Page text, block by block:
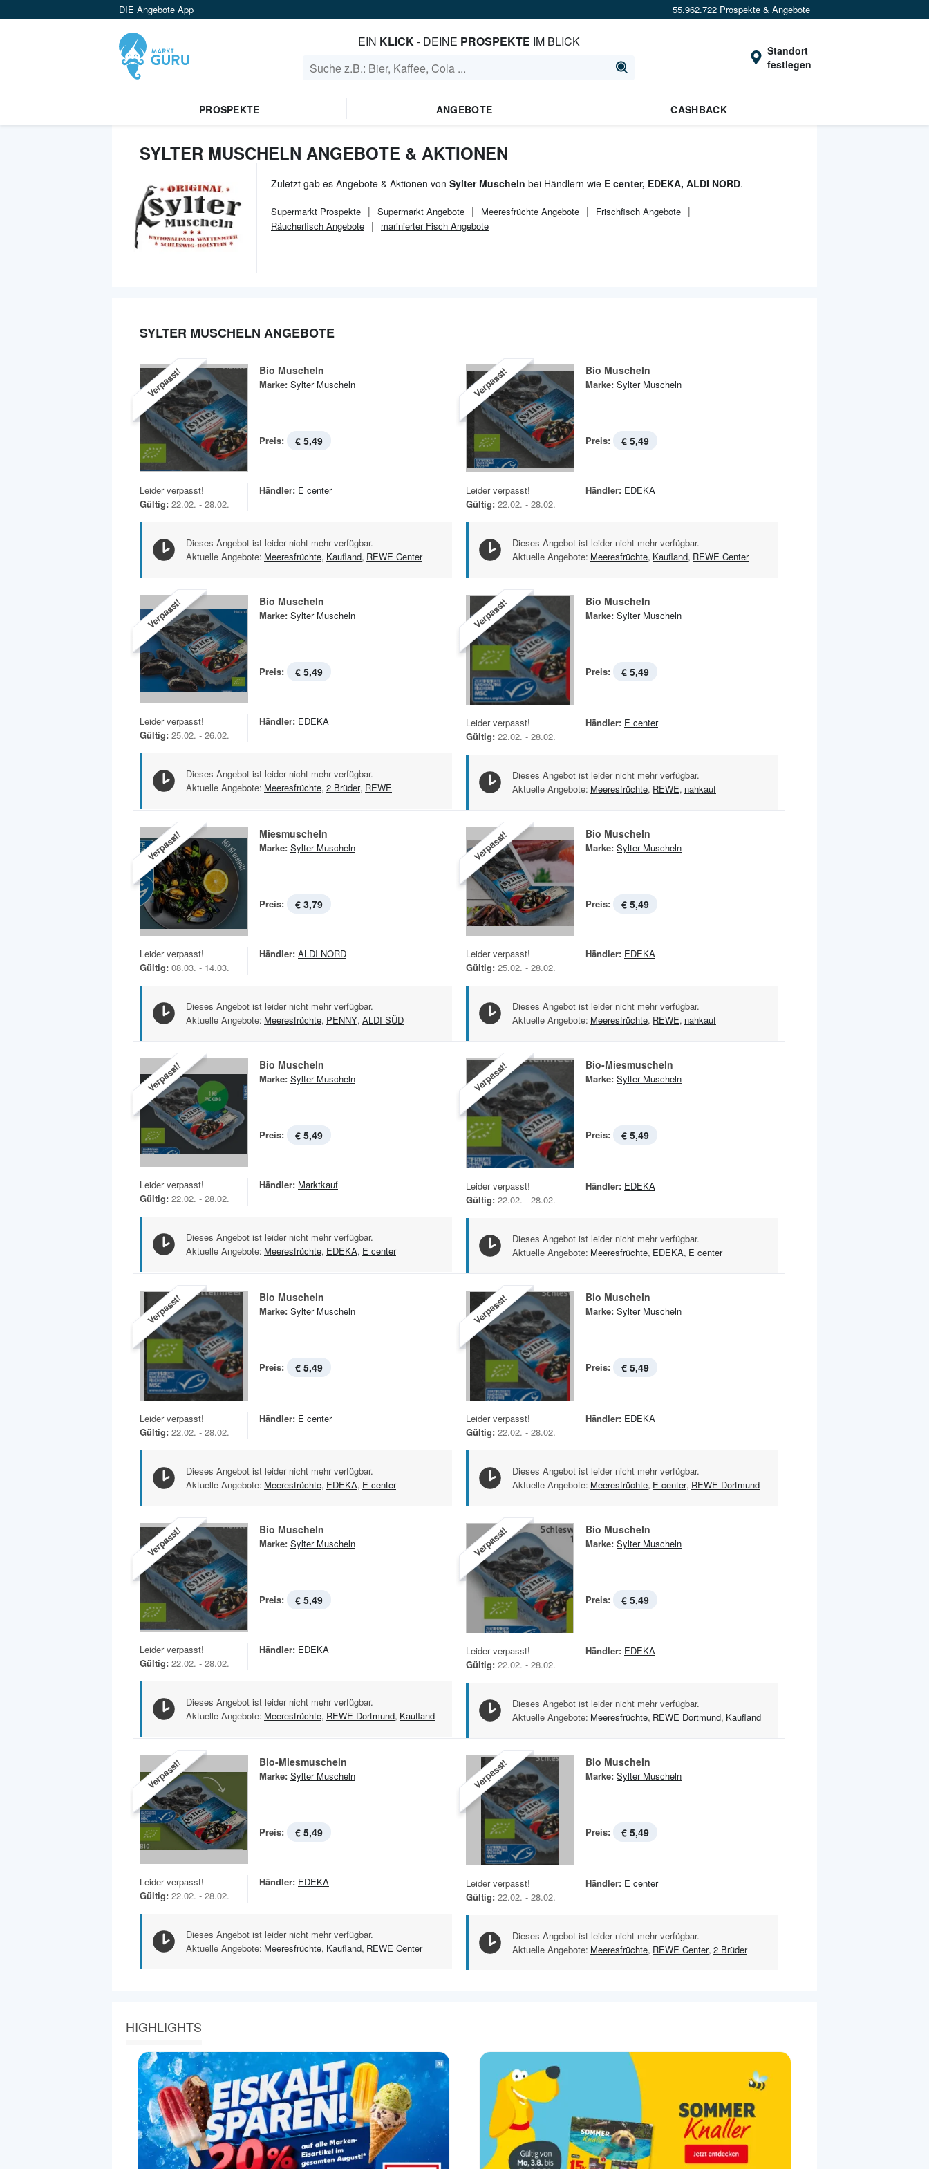
DIE Angebote App 55.962.722 Prospekte & Angebote
EIN KLICK- DEINE PROSPEKTE IM BLICK
Standort
festlegen
PROSPEKTE ANGEBOTE CASHBACK
SYLTER MUSCHELN ANGEBOTE & AKTIONEN
Zuletzt gab es Angebote & Aktionen von Sylter Muscheln bei Händlern wie E center, EDEKA, ALDI NORD.
Supermarkt Prospekte Supermarkt Angebote Meeresfrüchte Angebote
Frischfisch Angebote
Räucherfisch Angebote
marinierter Fisch Angebote
SYLTER MUSCHELN ANGEBOTE
Verpasst! Bio Muscheln
Marke: Sylter Muscheln
Preis: € 5,49
Leider verpasst!
Gültig: 22.02. - 28.02.
Händler: E center
Dieses Angebot ist leider nicht mehr verfügbar.
Aktuelle Angebote: Meeresfrüchte, Kaufland, REWE Center
Verpasst! Bio Muscheln
Marke: Sylter Muscheln
Preis: € 5,49
Leider verpasst!
Gültig: 22.02. - 28.02.
Händler: EDEKA
Dieses Angebot ist leider nicht mehr verfügbar.
Aktuelle Angebote: Meeresfrüchte, Kaufland, REWE Center
Verpasst! Bio Muscheln
Marke: Sylter Muscheln
Preis: € 5,49
Leider verpasst!
Gültig: 25.02. - 26.02.
Händler: EDEKA
Dieses Angebot ist leider nicht mehr verfügbar.
Aktuelle Angebote: Meeresfrüchte, 2 Brüder, REWE
Verpasst! Bio Muscheln
Marke: Sylter Muscheln
Preis: € 5,49
Leider verpasst!
Gültig: 22.02. - 28.02.
Händler: E center
Dieses Angebot ist leider nicht mehr verfügbar.
Aktuelle Angebote: Meeresfrüchte, REWE, nahkauf
Verpasst! Miesmuscheln
Marke: Sylter Muscheln
Preis: € 3,79
Leider verpasst!
Gültig: 08.03. - 14.03.
Händler: ALDI NORD
Dieses Angebot ist leider nicht mehr verfügbar.
Aktuelle Angebote: Meeresfrüchte, PENNY, ALDI SÜD
Verpasst! Bio Muscheln
Marke: Sylter Muscheln
Preis: € 5,49
Leider verpasst!
Gültig: 25.02. - 28.02.
Händler: EDEKA
Dieses Angebot ist leider nicht mehr verfügbar.
Aktuelle Angebote: Meeresfrüchte, REWE, nahkauf
Verpasst! Bio Muscheln
Marke: Sylter Muscheln
Preis: € 5,49
Leider verpasst!
Gültig: 22.02. - 28.02.
Händler: Marktkauf
Dieses Angebot ist leider nicht mehr verfügbar.
Aktuelle Angebote: Meeresfrüchte, EDEKA, E center
Verpasst! Bio-Miesmuscheln
Marke: Sylter Muscheln
Preis: € 5,49
Leider verpasst!
Gültig: 22.02. - 28.02.
Händler: EDEKA
Dieses Angebot ist leider nicht mehr verfügbar.
Aktuelle Angebote: Meeresfrüchte, EDEKA, E center
Verpasst! Bio Muscheln
Marke: Sylter Muscheln
Preis: € 5,49
Leider verpasst!
Gültig: 22.02. - 28.02.
Händler: E center
Dieses Angebot ist leider nicht mehr verfügbar.
Aktuelle Angebote: Meeresfrüchte, EDEKA, E center
Verpasst! Bio Muscheln
Marke: Sylter Muscheln
Preis: € 5,49
Leider verpasst!
Gültig: 22.02. - 28.02.
Händler: EDEKA
Dieses Angebot ist leider nicht mehr verfügbar.
Aktuelle Angebote: Meeresfrüchte, E center, REWE Dortmund
Verpasst! Bio Muscheln
Marke: Sylter Muscheln
Preis: € 5,49
Leider verpasst!
Gültig: 22.02. - 28.02.
Händler: EDEKA
Dieses Angebot ist leider nicht mehr verfügbar.
Aktuelle Angebote: Meeresfrüchte, REWE Dortmund, Kaufland
Verpasst! Bio Muscheln
Marke: Sylter Muscheln
Preis: € 5,49
Leider verpasst!
Gültig: 22.02. - 28.02.
Händler: EDEKA
Dieses Angebot ist leider nicht mehr verfügbar.
Aktuelle Angebote: Meeresfrüchte, REWE Dortmund, Kaufland
Verpasst! Bio-Miesmuscheln
Marke: Sylter Muscheln
Preis: € 5,49
Leider verpasst!
Gültig: 22.02. - 28.02.
Händler: EDEKA
Dieses Angebot ist leider nicht mehr verfügbar.
Aktuelle Angebote: Meeresfrüchte, Kaufland, REWE Center
Verpasst! Bio Muscheln
Marke: Sylter Muscheln
Preis: € 5,49
Leider verpasst!
Gültig: 22.02. - 28.02.
Händler: E center
Dieses Angebot ist leider nicht mehr verfügbar.
Aktuelle Angebote: Meeresfrüchte, REWE Center, 2 Brüder
HIGHLIGHTS